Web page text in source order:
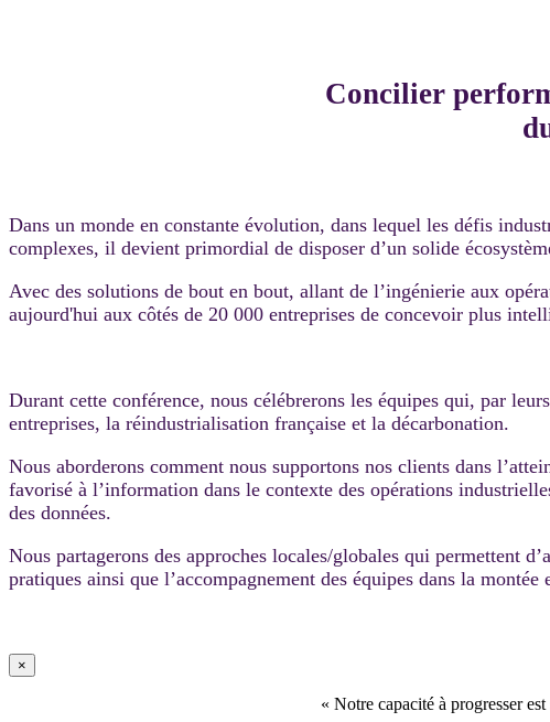
Concilier
Dans un monde en constante évolution, dans lequel les défis
complexes, il devient primordial de disposer d’un solide
Avec des solutions de bout en bout, allant de l’ingénierie aux
aujourd'hui aux côtés de 20 000 entreprises de concevoir plus
Durant cette conférence, nous célébrerons les équipes qui, par
entreprises, la réindustrialisation française et la décarbonation.
Nous aborderons comment nous supportons nos clients dans
favorisé à l’information dans le contexte des opérations
des données.
Nous partagerons des approches locales/globales qui permettent
pratiques ainsi que l’accompagnement des équipes dans la
×
« Notre capacité à progresser